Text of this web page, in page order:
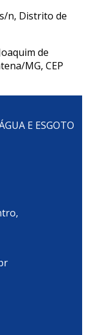
n, Distrito de
de
MG, CEP
E ESGOTO